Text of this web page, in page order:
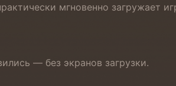
мгновенно загружает
— без экранов загрузки.